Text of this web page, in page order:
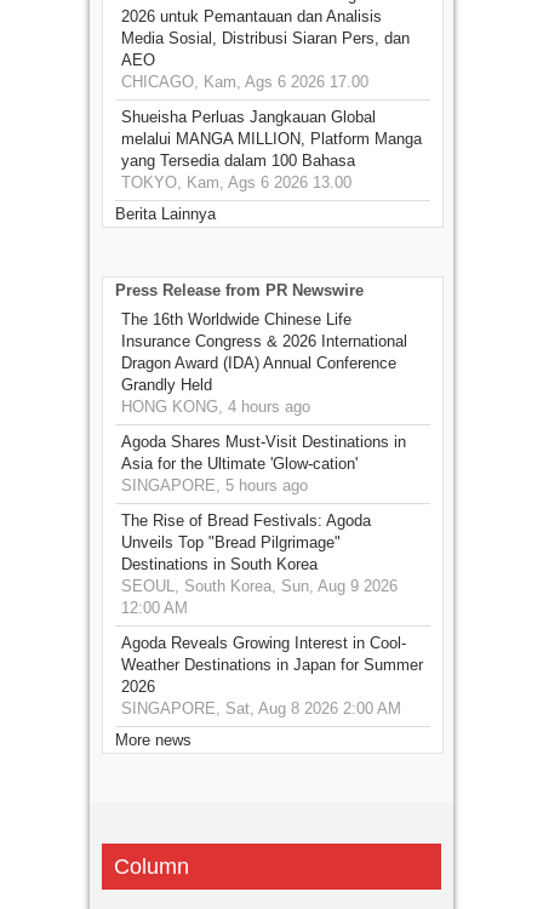
2026 untuk Pemantauan dan Analisis
Media Sosial, Distribusi Siaran Pers, dan
AEO
CHICAGO, Kam, Ags 6 2026 17.00
Shueisha Perluas Jangkauan Global
melalui MANGA MILLION, Platform Manga
yang Tersedia dalam 100 Bahasa
TOKYO, Kam, Ags 6 2026 13.00
Berita Lainnya
Press Release from PR Newswire
The 16th Worldwide Chinese Life
Insurance Congress & 2026 International
Dragon Award (IDA) Annual Conference
Grandly Held
HONG KONG, 4 hours ago
Agoda Shares Must-Visit Destinations in
Asia for the Ultimate 'Glow-cation'
SINGAPORE, 5 hours ago
The Rise of Bread Festivals: Agoda
Unveils Top "Bread Pilgrimage"
Destinations in South Korea
SEOUL, South Korea, Sun, Aug 9 2026
12:00 AM
Agoda Reveals Growing Interest in Cool-
Weather Destinations in Japan for Summer
2026
SINGAPORE, Sat, Aug 8 2026 2:00 AM
More news
Column